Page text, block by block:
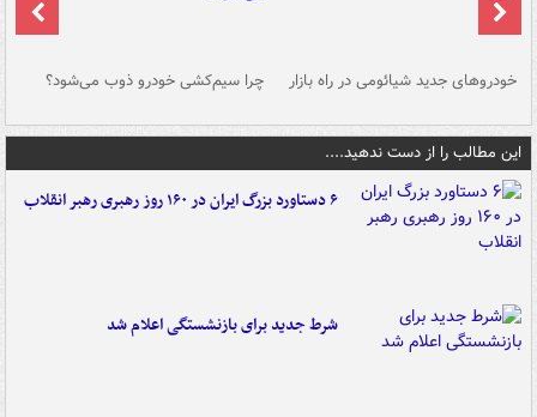
خودروهای جدید شیائومی در راه بازار چرا سیم‌کشی خودرو ذوب می‌شود؟
این مطالب را از دست ندهید....
۶ دستاورد بزرگ ایران در ۱۶۰ روز رهبری رهبر انقلاب
شرط جدید برای بازنشستگی اعلام شد